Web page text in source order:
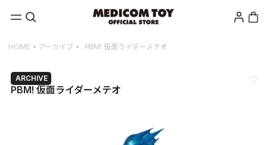
content
Log
in
Cart
HOME アーカイブ PBM! 仮面ライダーメテオ
ARCHIVE
PBM! 仮面ライダーメテオ